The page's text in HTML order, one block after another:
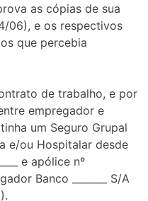
as cópias de sua
06), e os respectivos
que percebia
de trabalho, e por
empregador e
tinha um Seguro Grupal
e/ou Hospitalar desde
e apólice nº
Banco _______ S/A